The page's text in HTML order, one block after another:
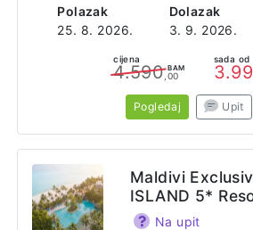
Polazak
25. 8. 2026.
Dolazak
3. 9. 2026.
cijena
4.590 BAM
,00
sada od
Pogledaj Upit
Maldivi
ISLAND 5*
Na upit